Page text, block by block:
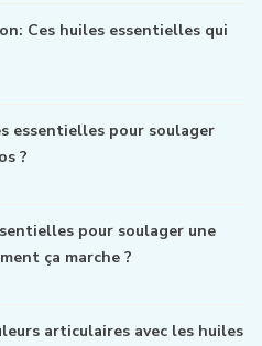
Ces huiles essentielles qui
essentielles pour soulager
?
pour soulager une
ça marche ?
articulaires avec les huiles